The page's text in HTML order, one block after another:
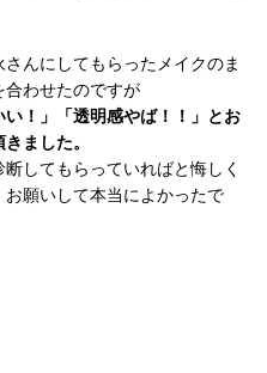
んにしてもらったメイクのま
合わせたのですが
い！」「透明感やば！！」とお
ました。
断してもらっていればと悔しく
お願いして本当によかったで